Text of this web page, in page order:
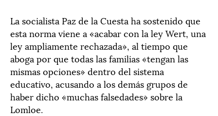
La socialista Paz de la Cuesta ha sostenido que
esta norma viene a «acabar con la ley Wert, una
ley ampliamente rechazada», al tiempo que
aboga por que todas las familias «tengan las
mismas opciones» dentro del sistema
educativo, acusando a los demás grupos de
haber dicho «muchas falsedades» sobre la
Lomloe.